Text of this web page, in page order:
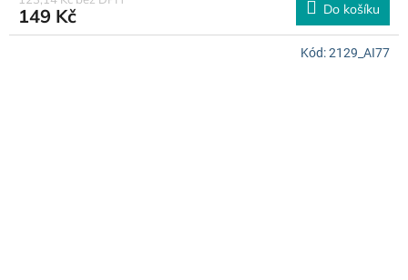
149 Kč Do košíku
Kód:2129_AI77